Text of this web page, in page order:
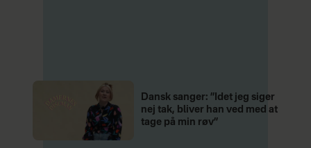
Dansk sanger: ”Idet jeg siger
nej tak, bliver han ved med at
tage på min røv”